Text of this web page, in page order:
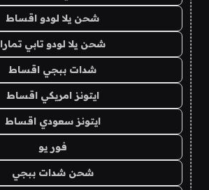
شحن يلا لودو اقساط
شحن يلا لودو تابي تمارا
شدات ببجي اقساط
ايتونز امريكي اقساط
ايتونز سعودي اقساط
فور يو
شحن شدات ببجي